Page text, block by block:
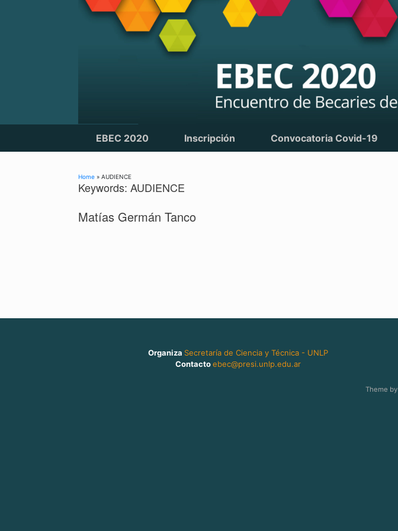
EBEC 2020 Inscripción Convocatoria Covid-19
Home » AUDIENCE
Keywords: AUDIENCE
Matías Germán Tanco
Organiza Secretaría de Ciencia y Técnica - UNLP
Contactoebec@presi.unlp.edu.ar
Theme by